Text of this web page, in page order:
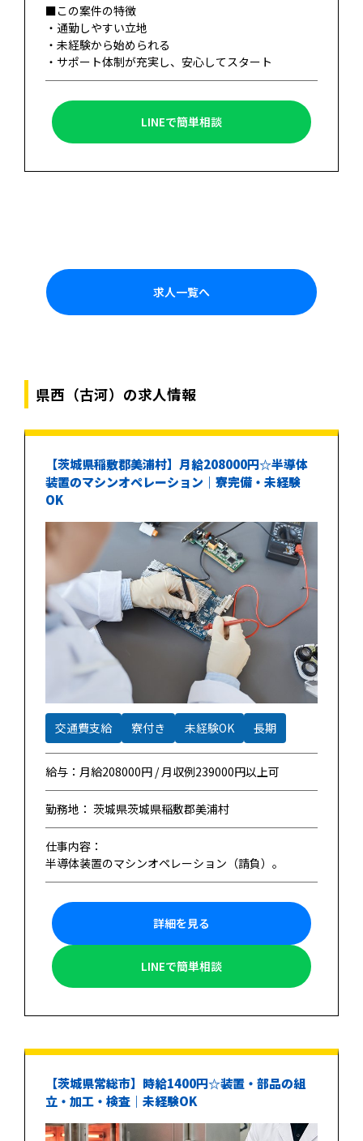
■この案件の特徴
・通勤しやすい立地
・未経験から始められる
・サポート体制が充実し、安心してスタート
LINEで簡単相談
求人一覧へ
県西（古河）の求人情報
【茨城県稲敷郡美浦村】月給208000円☆半導体
装置のマシンオペレーション｜寮完備・未経験
OK
交通費支給 寮付き 未経験OK 長期
給与：月給208000円 / 月収例239000円以上可
勤務地： 茨城県茨城県稲敷郡美浦村
仕事内容：
半導体装置のマシンオペレーション（請負）。
詳細を見る
LINEで簡単相談
【茨城県常総市】時給1400円☆装置・部品の組
立・加工・検査｜未経験OK